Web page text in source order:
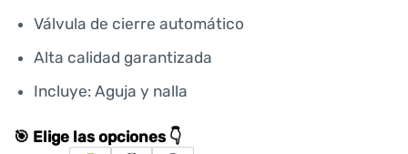
Válvula de cierre automático
Alta calidad garantizada
Incluye: Aguja y nalla
🎯 Elige las opciones 👇